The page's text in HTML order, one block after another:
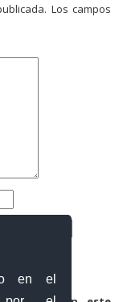
en el
Los campos